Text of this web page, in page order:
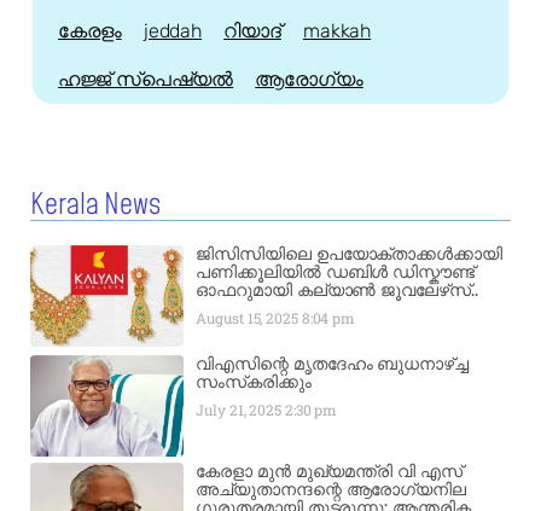
കേരളം jeddah റിയാദ് makkah
ഹജ്ജ്‌ സ്പെഷ്യൽ ആരോഗ്യം
Kerala News
ജിസിസിയിലെ ഉപയോക്താക്കൾക്കായി
പണിക്കൂലിയിൽ ഡബിൾ ഡിസ്കൗണ്ട്
ഓഫറുമായി കല്യാൺ ജൂവലേഴ്‌സ്..
August 15, 20258:04 pm
വിഎസിന്റെ മൃതദേഹം ബുധനാഴ്ച്ച
സംസ്‌കരിക്കും
July 21, 20252:30 pm
കേരളാ മുൻ മുഖ്യമന്ത്രി വി എസ്
അച്യുതാനന്ദന്റെ ആരോഗ്യനില